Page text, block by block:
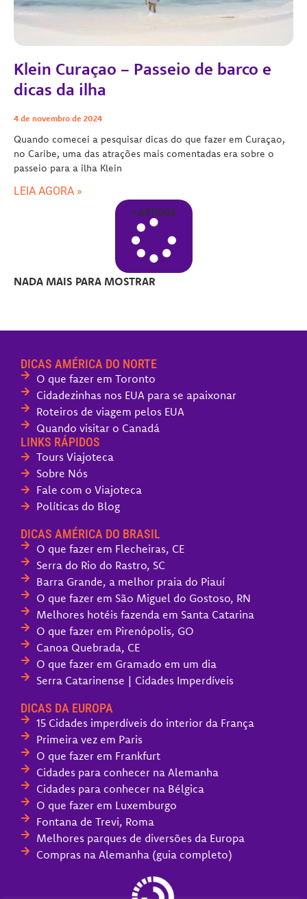
Klein Curaçao – Passeio de barco e
dicas da ilha
4 de novembro de 2024
Quando comecei a pesquisar dicas do que fazer em Curaçao,
no Caribe, uma das atrações mais comentadas era sobre o
passeio para a ilha Klein
LEIA AGORA »
+ ARTIGOS
NADA MAIS PARA MOSTRAR
DICAS AMÉRICA DO NORTE
O que fazer em Toronto
Cidadezinhas nos EUA para se apaixonar
Roteiros de viagem pelos EUA
Quando visitar o Canadá
LINKS RÁPIDOS
Tours Viajoteca
Sobre Nós
Fale com o Viajoteca
Políticas do Blog
DICAS AMÉRICA DO BRASIL
O que fazer em Flecheiras, CE
Serra do Rio do Rastro, SC
Barra Grande, a melhor praia do Piauí
O que fazer em São Miguel do Gostoso, RN
Melhores hotéis fazenda em Santa Catarina
O que fazer em Pirenópolis, GO
Canoa Quebrada, CE
O que fazer em Gramado em um dia
Serra Catarinense | Cidades Imperdíveis
DICAS DA EUROPA
15 Cidades imperdíveis do interior da França
Primeira vez em Paris
O que fazer em Frankfurt
Cidades para conhecer na Alemanha
Cidades para conhecer na Bélgica
O que fazer em Luxemburgo
Fontana de Trevi, Roma
Melhores parques de diversões da Europa
Compras na Alemanha (guia completo)